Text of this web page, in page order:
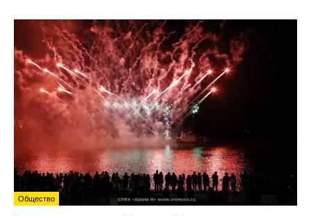
Общество